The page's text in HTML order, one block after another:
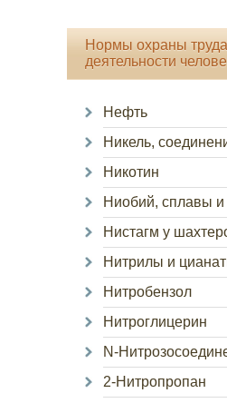
Нормы охраны
деятельности
Нефть
Никель,
Никотин
Ниобий, сплавы и
Нистагм у
Нитрилы и
Нитробензол
Нитроглицерин
N-
2-Нитропропан